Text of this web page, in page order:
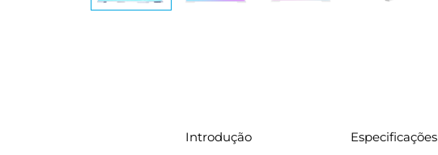
Introdução Especificações